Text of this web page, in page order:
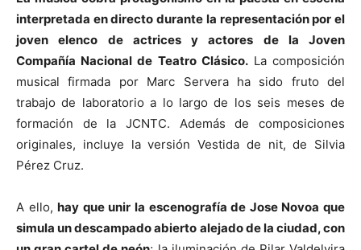
interpretada en directo durante la representación por el
joven elenco de actrices y actores de la Joven
Compañía Nacional de Teatro Clásico.La composición
musical firmada por Marc Servera ha sido fruto del
trabajo de laboratorio a lo largo de los seis meses de
formación de la JCNTC. Además de composiciones
originales, incluye la versión Vestida de nit, de Silvia
Pérez Cruz.
A ello,hay que unir la escenografía de Jose Novoa que
simula un descampado abierto alejado de la ciudad, con